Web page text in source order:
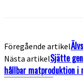
Föregående artikel
Nästa artikelSjätte
hållbar matproduktion i